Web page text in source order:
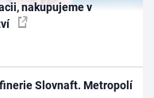
nakupujeme v
Slovnaft. Metropolí